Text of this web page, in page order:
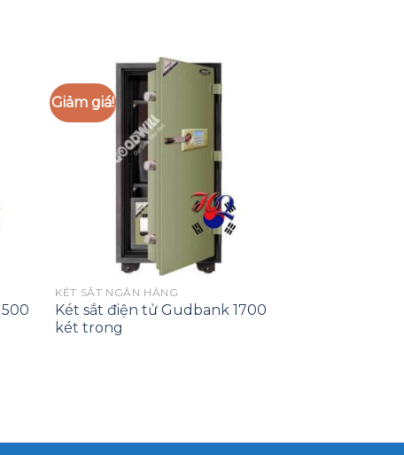
Giảm giá!
KÉT SẮT NGÂN HÀNG
Két sắt điện tử Gudbank 1700
két trong